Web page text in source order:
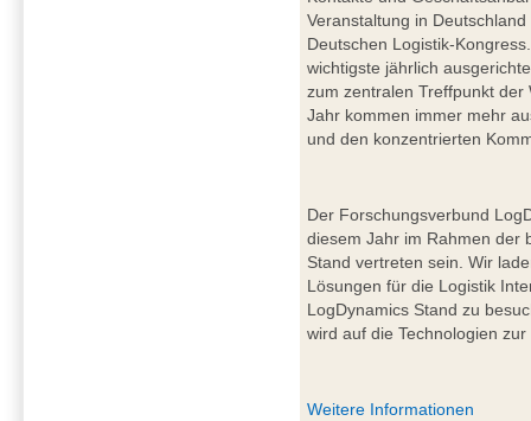
Veranstaltung in
Deutschen Logistik-
wichtigste jährlich
zum zentralen Treffpunkt der
Jahr kommen immer mehr
und den konzentrierten
Der Forschungsverbund
diesem Jahr im Rahmen der
Stand vertreten sein. Wir
Lösungen für die Logistik
LogDynamics Stand zu
wird auf die Technologien
Weitere Informationen